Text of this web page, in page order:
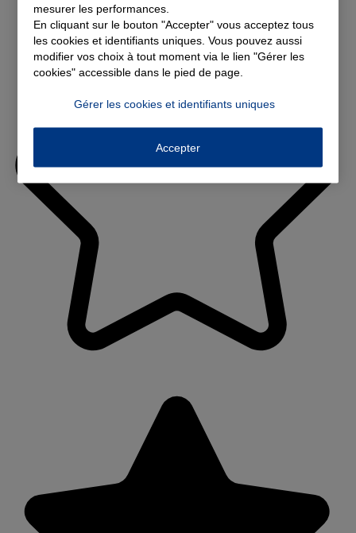
mesurer les performances.
En cliquant sur le bouton "Accepter" vous acceptez tous
les cookies et identifiants uniques. Vous pouvez aussi
modifier vos choix à tout moment via le lien "Gérer les
cookies" accessible dans le pied de page.
Gérer les cookies et identifiants uniques
Accepter